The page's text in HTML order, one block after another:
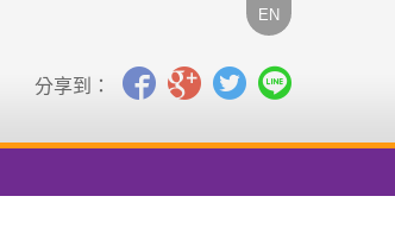
EN
分享到：